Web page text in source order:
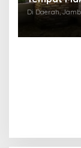
Di Daerah,